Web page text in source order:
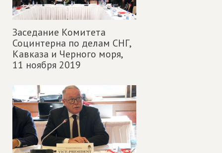
Заседание Комитета
Социнтерна по делам СНГ,
Кавказа и Черного моря,
11 ноября 2019